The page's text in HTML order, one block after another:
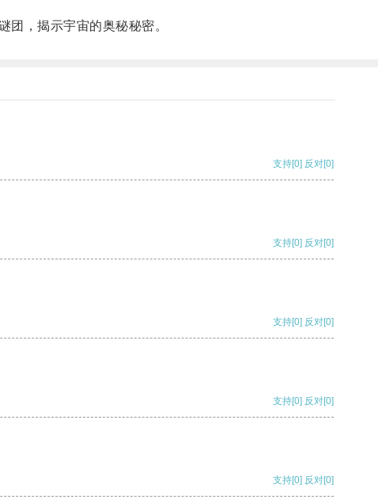
，揭示宇宙的奥秘秘密。
支持[0] 反对[0]
支持[0] 反对[0]
支持[0] 反对[0]
支持[0] 反对[0]
支持[0] 反对[0]